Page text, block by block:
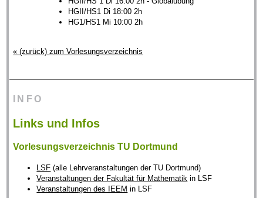
HGII/HS1 Di 18:00 2h
HG1/HS1 Mi 10:00 2h
« (zurück) zum Vorlesungsverzeichnis
INFO
Links und Infos
Vorlesungsverzeichnis TU Dortmund
LSF (alle Lehrveranstaltungen der TU Dortmund)
Veranstaltungen der Fakultät für Mathematik in LSF
Veranstaltungen des IEEM in LSF